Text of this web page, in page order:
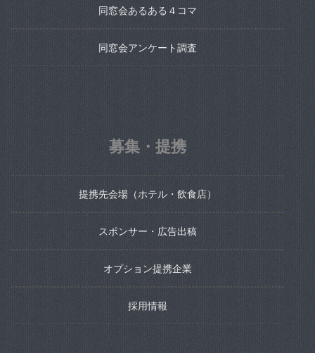
同窓会あるある４コマ
同窓会アンケート調査
募集・提携
提携先会場（ホテル・飲食店）
スポンサー・広告出稿
オプション提携企業
採用情報